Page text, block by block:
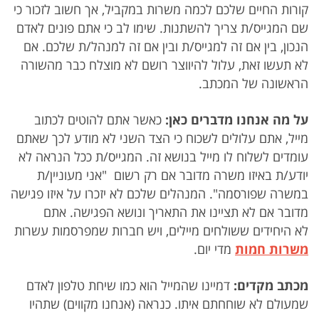
קורות החיים שלכם לכמה משרות במקביל, אך חשוב לזכור כי
שם המגייס/ת צריך להשתנות. שימו לב כי אתם פונים לאדם
הנכון, בין אם זה למגייס/ת ובין אם זה למנהל/ת שלכם. אם
לא תעשו זאת, עלול להיווצר רושם לא מוצלח כבר מהשורה
הראשונה של המכתב.
על מה אנחנו מדברים כאן: כאשר אתם להוטים לכתוב
מייל, אתם עלולים לשכוח כי הצד השני לא מודע לכך שאתם
עומדים לשלוח לו מייל בנושא זה. המגייס/ת ככל הנראה לא
יודע/ת באיזו משרה מדובר אם רק רשום "אני מעוניין/ת
במשרה שפורסמה". המנהלים שלכם לא יזכרו על איזו פגישה
מדובר אם לא תציינו את התאריך ונושא הפגישה. אתם
לא היחידים ששולחים מיילים, ויש חברות שמפרסמות עשרות
משרות חמות מדי יום.
מכתב מקדים: דמיינו שהמייל הוא כמו שיחת טלפון לאדם
שמעולם לא שוחחתם איתו. כנראה (אנחנו מקווים) שתהיו